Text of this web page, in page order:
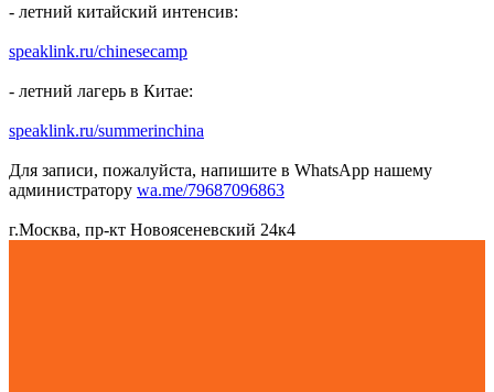
- летний китайский интенсив:
speaklink.ru/chinesecamp
- летний лагерь в Китае:
speaklink.ru/summerinchina
Для записи, пожалуйста, напишите в WhatsApp нашему
администратору wa.me/79687096863
г.Москва, пр-кт Новоясеневский 24к4